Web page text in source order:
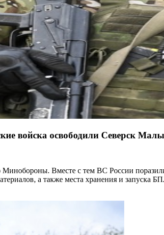
войска освободили Северск
Вместе с тем ВС России
а также места хранения и запуска